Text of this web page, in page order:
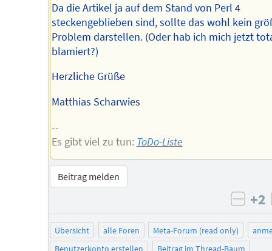
Da die Artikel ja auf dem Stand von Perl 4
steckengeblieben sind, sollte das wohl kein
Problem darstellen. (Oder hab ich mich jetzt
blamiert?)
Herzliche Grüße
Matthias Scharwies
--
Es gibt viel zu tun: ToDo-Liste
Beitrag melden
+2
Übersicht alle Foren Meta-Forum (read only)
Benutzerkonto erstellen
Beitrag im Thread-Baum